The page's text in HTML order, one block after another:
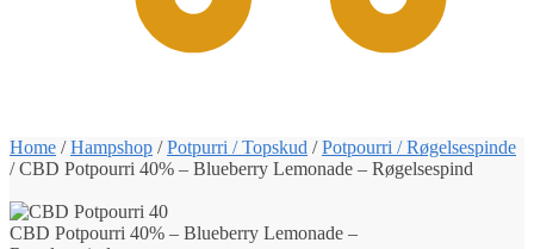
Home /Hampshop /Potpurri / Topskud /Potpourri / Røgelsespinde
/CBD Potpourri 40% – Blueberry Lemonade – Røgelsespind
CBD Potpourri 40% – Blueberry Lemonade –